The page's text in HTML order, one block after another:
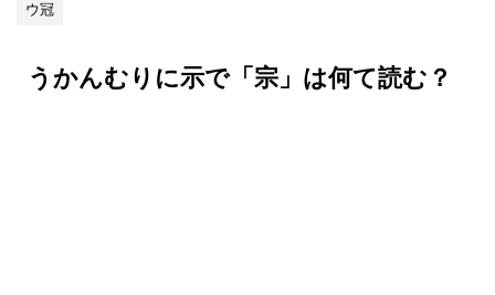
ウ冠
うかんむりに示で「宗」は何て読む？